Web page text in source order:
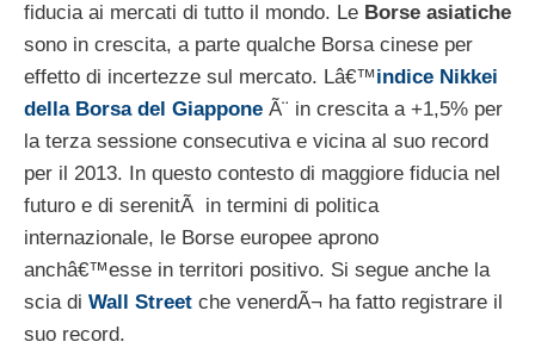
fiducia ai mercati di tutto il mondo. Le Borse asiatiche
sono in crescita, a parte qualche Borsa cinese per
effetto di incertezze sul mercato. Lâ€™indice Nikkei
della Borsa del Giappone Ã¨ in crescita a +1,5% per
la terza sessione consecutiva e vicina al suo record
per il 2013. In questo contesto di maggiore fiducia nel
futuro e di serenitÃ in termini di politica
internazionale, le Borse europee aprono
anchâ€™esse in territori positivo. Si segue anche la
scia di Wall Street che venerdÃ¬ ha fatto registrare il
suo record.